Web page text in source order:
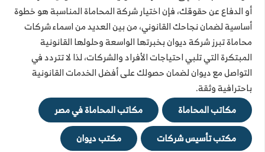
أو الدفاع عن حقوقك، فإن اختيار شركة المحاماة المناسبة هو خطوة
أساسية لضمان نجاحك القانوني، من بين العديد من اسماء شركات
محاماة تبرز شركة ديوان بخبرتها الواسعة وحلولها القانونية
المبتكرة التي تلبي احتياجات الأفراد والشركات، لذا لا تتردد في
التواصل مع ديوان لضمان حصولك على أفضل الخدمات القانونية
باحترافية وثقة.
مكاتب المحاماة
مكاتب المحاماة في مصر
مكتب تأسيس شركات
مكتب ديوان